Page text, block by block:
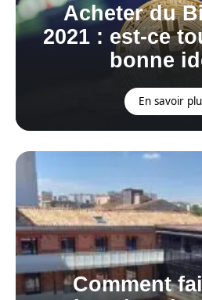
Acheter du
2021 : est-ce
bonne
En savoir
Comment